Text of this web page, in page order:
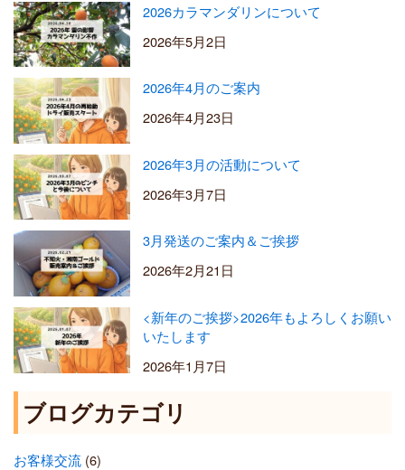
2026カラマンダリンについて
2026年5月2日
2026年4月のご案内
2026年4月23日
2026年3月の活動について
2026年3月7日
3月発送のご案内＆ご挨拶
2026年2月21日
<新年のご挨拶>2026年もよろしくお願い
いたします
2026年1月7日
ブログカテゴリ
お客様交流(6)